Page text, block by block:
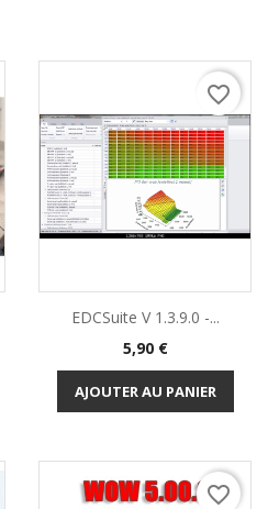
EDCSuite V 1.3.9.0 -...
Prix
5,90 €
AJOUTER AU PANIER
favorite_border
favorite_border